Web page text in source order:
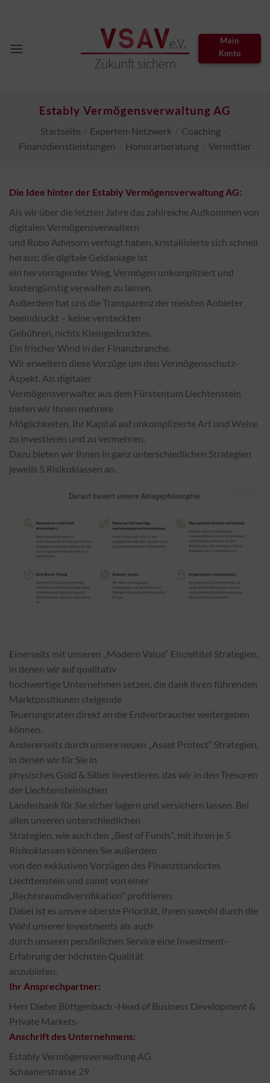
Mein
Konto
Estably Vermögensverwaltung AG
Startseite Experten-Netzwerk Coaching
Finanzdienstleistungen
Honorarberatung Vermittler
Die Idee hinter der Estably Vermögensverwaltung AG:
Als wir über die letzten Jahre das zahlreiche Aufkommen von
digitalen Vermögensverwaltern
und Robo Advisorn verfolgt haben, kristallisierte sich schnell
heraus: die digitale Geldanlage ist
ein hervorragender Weg, Vermögen unkompliziert und
kostengünstig verwalten zu lassen.
Außerdem hat uns die Transparenz der meisten Anbieter
beeindruckt – keine versteckten
Gebühren, nichts Kleingedrucktes.
Ein frischer Wind in der Finanzbranche.
Wir erweitern diese Vorzüge um den Vermögensschutz-
Aspekt. Als digitaler
Vermögensverwalter aus dem Fürstentum Liechtenstein
bieten wir Ihnen mehrere
Möglichkeiten, Ihr Kapital auf unkomplizierte Art und Weise
zu investieren und zu vermehren.
Dazu bieten wir Ihnen in ganz unterschiedlichen Strategien
jeweils 5 Risikoklassen an.
Einerseits mit unseren „Modern Value“ Einzeltitel Strategien,
in denen wir auf qualitativ
hochwertige Unternehmen setzen, die dank ihren führenden
Marktpositionen steigende
Teuerungsraten direkt an die Endverbraucher weitergeben
können.
Andererseits durch unsere neuen „Asset Protect“ Strategien,
in denen wir für Sie in
physisches Gold & Silber investieren, das wir in den Tresoren
der Liechtensteinischen
Landesbank für Sie sicher lagern und versichern lassen. Bei
allen unseren unterschiedlichen
Strategien, wie auch den „Best of Funds“, mit ihren je 5
Risikoklassen können Sie außerdem
von den exklusiven Vorzügen des Finanzstandortes
Liechtenstein und somit von einer
„Rechtsraumdiversifikation“ profitieren.
Dabei ist es unsere oberste Priorität, Ihnen sowohl durch die
Wahl unserer Investments als auch
durch unseren persönlichen Service eine Investment-
Erfahrung der höchsten Qualität
anzubieten.
Ihr Ansprechpartner:
Herr Dieter Büttgenbach -Head of Business Development &
Private Markets-
Anschrift des Unternehmens:
Estably Vermögensverwaltung AG
Schaanerstrasse 29